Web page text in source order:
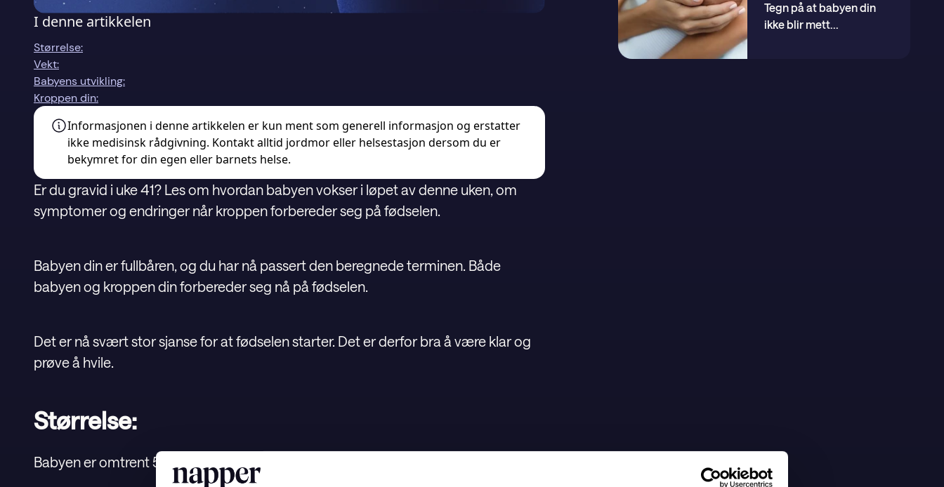
I denne artikkelen
Størrelse:
Vekt:
Babyens utvikling:
Kroppen din:
Informasjonen i denne artikkelen er kun ment som generell informasjon og erstatter
ikke medisinsk rådgivning. Kontakt alltid jordmor eller helsestasjon dersom du er
bekymret for din egen eller barnets helse.
Er du gravid i uke 41? Les om hvordan babyen vokser i løpet av denne uken, om
symptomer og endringer når kroppen forbereder seg på fødselen.
Babyen din er fullbåren, og du har nå passert den beregnede terminen. Både
babyen og kroppen din forbereder seg nå på fødselen.
Det er nå svært stor sjanse for at fødselen starter. Det er derfor bra å være klar og
prøve å hvile.
Størrelse:
Babyen er omtrent 51 cm lang, fra hode til fot.
Tegn på at babyen din
ikke blir mett...